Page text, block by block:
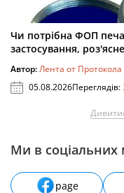
Чи потрібна ФОП
застосування,
Автор:Лента от Протокола
05.08.2026Переглядів:
Ми в соціальних
page